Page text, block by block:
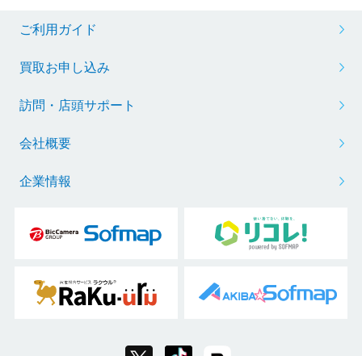
ご利用ガイド
買取お申し込み
訪問・店頭サポート
会社概要
企業情報